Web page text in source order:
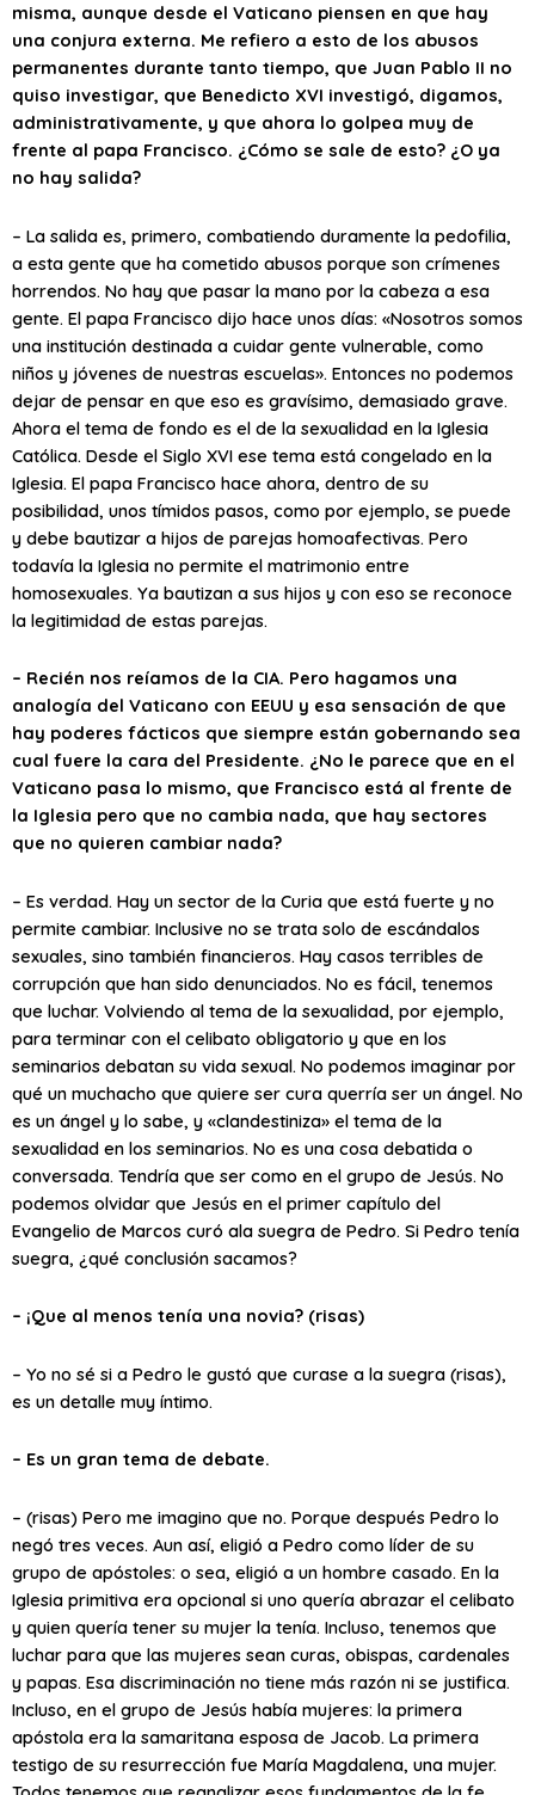
misma, aunque desde el Vaticano piensen en que hay
una conjura externa. Me refiero a esto de los abusos
permanentes durante tanto tiempo, que Juan Pablo II no
quiso investigar, que Benedicto XVI investigó, digamos,
administrativamente, y que ahora lo golpea muy de
frente al papa Francisco. ¿Cómo se sale de esto? ¿O ya
no hay salida?
– La salida es, primero, combatiendo duramente la pedofilia,
a esta gente que ha cometido abusos porque son crímenes
horrendos. No hay que pasar la mano por la cabeza a esa
gente. El papa Francisco dijo hace unos días: «Nosotros somos
una institución destinada a cuidar gente vulnerable, como
niños y jóvenes de nuestras escuelas». Entonces no podemos
dejar de pensar en que eso es gravísimo, demasiado grave.
Ahora el tema de fondo es el de la sexualidad en la Iglesia
Católica. Desde el Siglo XVI ese tema está congelado en la
Iglesia. El papa Francisco hace ahora, dentro de su
posibilidad, unos tímidos pasos, como por ejemplo, se puede
y debe bautizar a hijos de parejas homoafectivas. Pero
todavía la Iglesia no permite el matrimonio entre
homosexuales. Ya bautizan a sus hijos y con eso se reconoce
la legitimidad de estas parejas.
– Recién nos reíamos de la CIA. Pero hagamos una
analogía del Vaticano con EEUU y esa sensación de que
hay poderes fácticos que siempre están gobernando sea
cual fuere la cara del Presidente. ¿No le parece que en el
Vaticano pasa lo mismo, que Francisco está al frente de
la Iglesia pero que no cambia nada, que hay sectores
que no quieren cambiar nada?
– Es verdad. Hay un sector de la Curia que está fuerte y no
permite cambiar. Inclusive no se trata solo de escándalos
sexuales, sino también financieros. Hay casos terribles de
corrupción que han sido denunciados. No es fácil, tenemos
que luchar. Volviendo al tema de la sexualidad, por ejemplo,
para terminar con el celibato obligatorio y que en los
seminarios debatan su vida sexual. No podemos imaginar por
qué un muchacho que quiere ser cura querría ser un ángel. No
es un ángel y lo sabe, y «clandestiniza» el tema de la
sexualidad en los seminarios. No es una cosa debatida o
conversada. Tendría que ser como en el grupo de Jesús. No
podemos olvidar que Jesús en el primer capítulo del
Evangelio de Marcos curó ala suegra de Pedro. Si Pedro tenía
suegra, ¿qué conclusión sacamos?
– ¡Que al menos tenía una novia? (risas)
– Yo no sé si a Pedro le gustó que curase a la suegra (risas),
es un detalle muy íntimo.
– Es un gran tema de debate.
– (risas) Pero me imagino que no. Porque después Pedro lo
negó tres veces. Aun así, eligió a Pedro como líder de su
grupo de apóstoles: o sea, eligió a un hombre casado. En la
Iglesia primitiva era opcional si uno quería abrazar el celibato
y quien quería tener su mujer la tenía. Incluso, tenemos que
luchar para que las mujeres sean curas, obispas, cardenales
y papas. Esa discriminación no tiene más razón ni se justifica.
Incluso, en el grupo de Jesús había mujeres: la primera
apóstola era la samaritana esposa de Jacob. La primera
testigo de su resurrección fue María Magdalena, una mujer.